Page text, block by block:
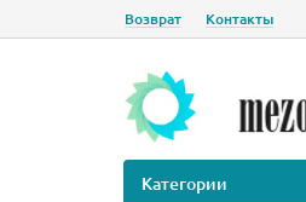
Возврат Контакты
Категории